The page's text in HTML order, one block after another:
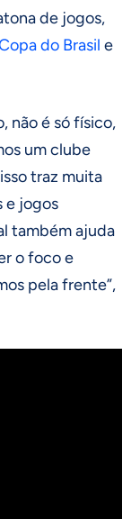
de jogos,
do Brasil e
não é só físico,
um clube
traz muita
e jogos
também ajuda
o foco e
pela frente”,